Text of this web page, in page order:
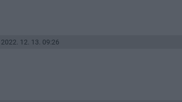
2022. 12. 13. 09:26